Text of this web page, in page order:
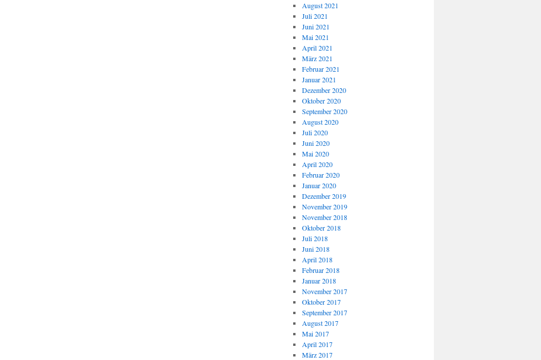
August 2021
Juli 2021
Juni 2021
Mai 2021
April 2021
März 2021
Februar 2021
Januar 2021
Dezember 2020
Oktober 2020
September 2020
August 2020
Juli 2020
Juni 2020
Mai 2020
April 2020
Februar 2020
Januar 2020
Dezember 2019
November 2019
November 2018
Oktober 2018
Juli 2018
Juni 2018
April 2018
Februar 2018
Januar 2018
November 2017
Oktober 2017
September 2017
August 2017
Mai 2017
April 2017
März 2017